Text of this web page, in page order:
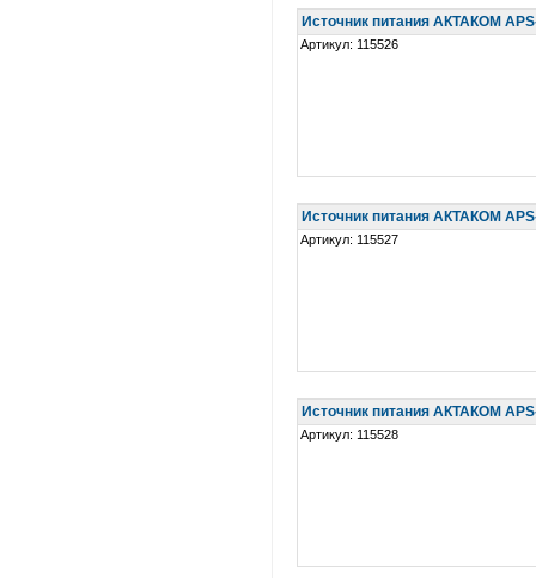
Источник питания АКТАКОМ
Артикул: 115526
Источник питания АКТАКОМ
Артикул: 115527
Источник питания АКТАКОМ
Артикул: 115528